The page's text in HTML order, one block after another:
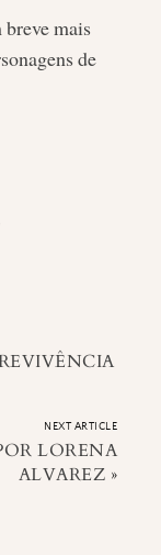
mais
de
NEXT ARTICLE
LORENA
ALVAREZ »